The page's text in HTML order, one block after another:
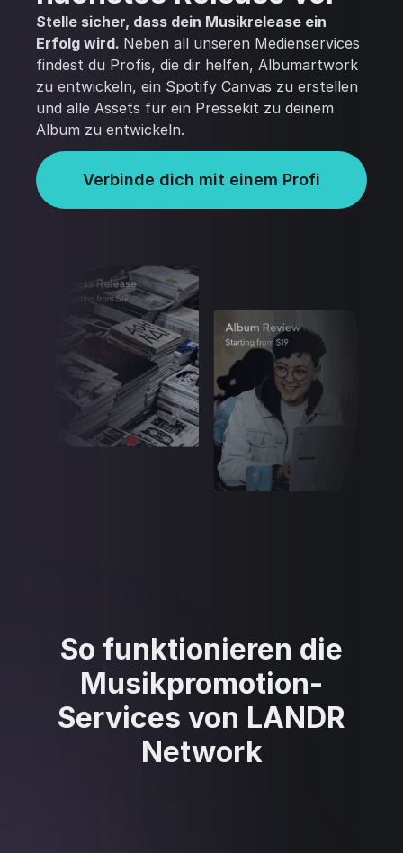
Stelle sicher, dass dein Musikrelease ein
Erfolg wird. Neben all unseren Medienservices
findest du Profis, die dir helfen, Albumartwork
zu entwickeln, ein Spotify Canvas zu erstellen
und alle Assets für ein Pressekit zu deinem
Album zu entwickeln.
Verbinde dich mit einem Profi
So funktionieren die
Musikpromotion-
Services von LANDR
Network